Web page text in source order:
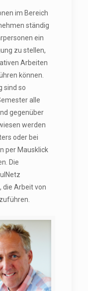
im Bereich
ständig
ein
zu stellen,
Arbeiten
können.
sind so
alle
gegenüber
werden
oder bei
per Mausklick
Die
die Arbeit von